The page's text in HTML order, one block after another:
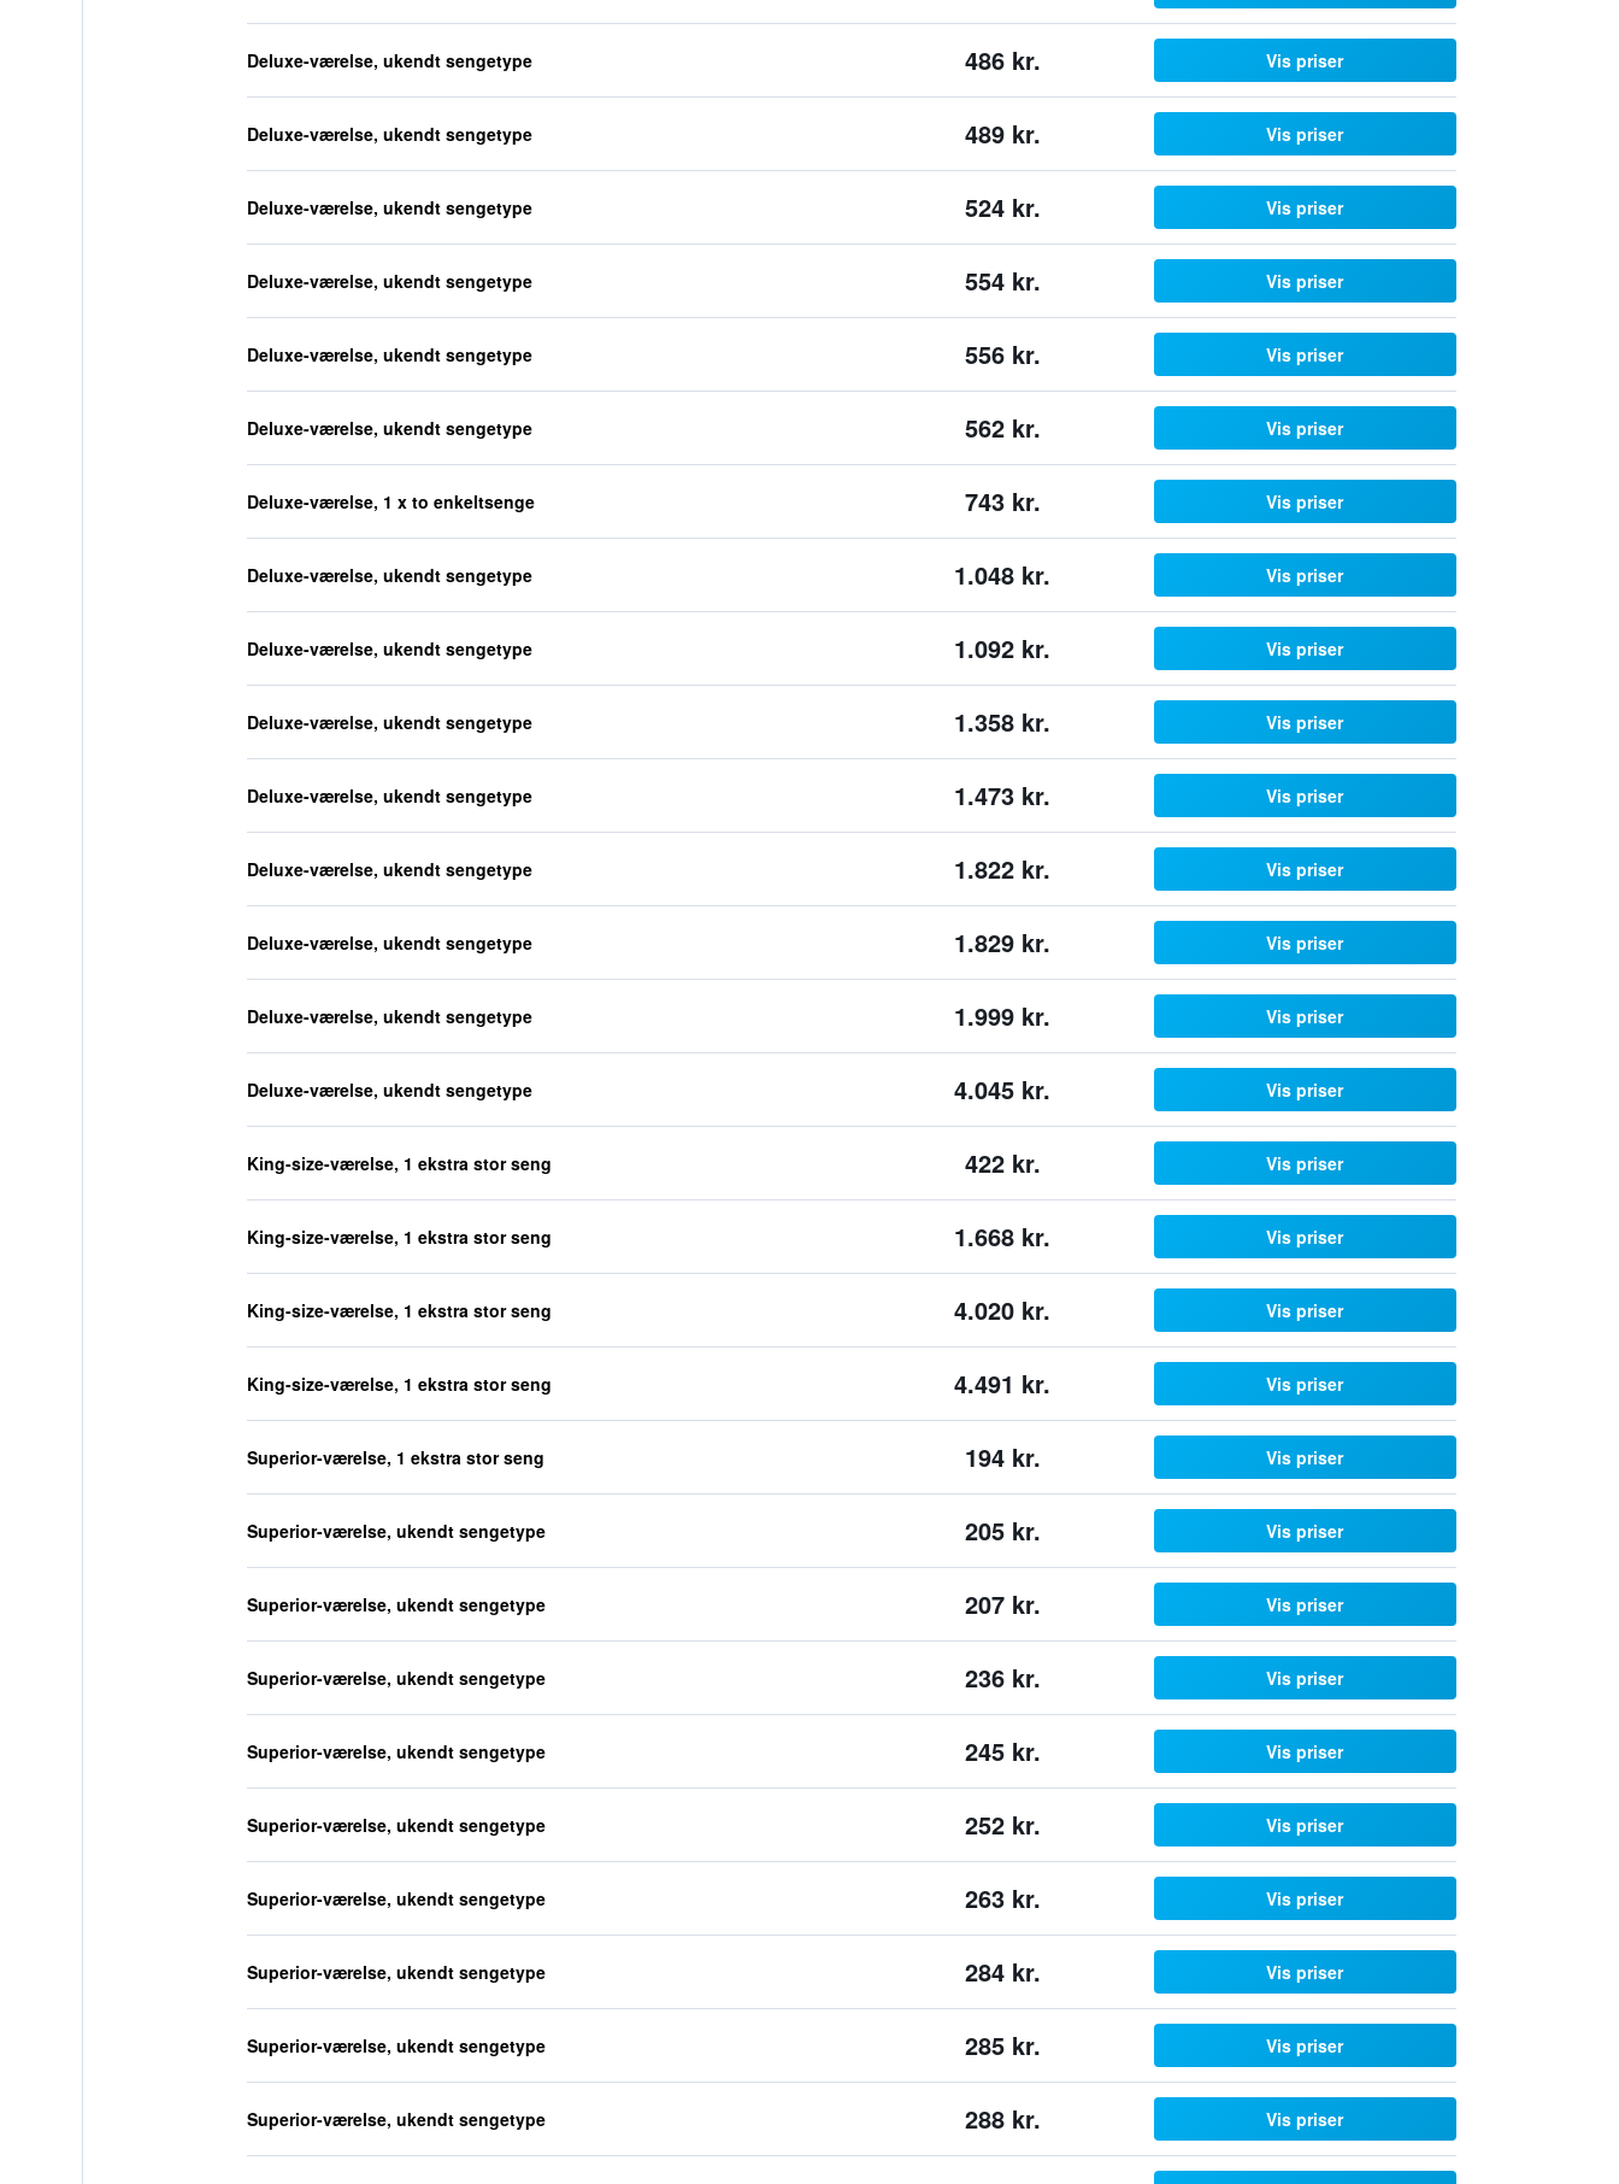
Deluxe-værelse, ukendt sengetype 486 kr. Vis priser
Deluxe-værelse, ukendt sengetype 489 kr. Vis priser
Deluxe-værelse, ukendt sengetype 524 kr. Vis priser
Deluxe-værelse, ukendt sengetype 554 kr. Vis priser
Deluxe-værelse, ukendt sengetype 556 kr. Vis priser
Deluxe-værelse, ukendt sengetype 562 kr. Vis priser
Deluxe-værelse, 1 x to enkeltsenge 743 kr. Vis priser
Deluxe-værelse, ukendt sengetype 1.048 kr. Vis priser
Deluxe-værelse, ukendt sengetype 1.092 kr. Vis priser
Deluxe-værelse, ukendt sengetype 1.358 kr. Vis priser
Deluxe-værelse, ukendt sengetype 1.473 kr. Vis priser
Deluxe-værelse, ukendt sengetype 1.822 kr. Vis priser
Deluxe-værelse, ukendt sengetype 1.829 kr. Vis priser
Deluxe-værelse, ukendt sengetype 1.999 kr. Vis priser
Deluxe-værelse, ukendt sengetype 4.045 kr. Vis priser
King-size-værelse, 1 ekstra stor seng 422 kr. Vis priser
King-size-værelse, 1 ekstra stor seng 1.668 kr. Vis priser
King-size-værelse, 1 ekstra stor seng 4.020 kr. Vis priser
King-size-værelse, 1 ekstra stor seng 4.491 kr. Vis priser
Superior-værelse, 1 ekstra stor seng 194 kr. Vis priser
Superior-værelse, ukendt sengetype 205 kr. Vis priser
Superior-værelse, ukendt sengetype 207 kr. Vis priser
Superior-værelse, ukendt sengetype 236 kr. Vis priser
Superior-værelse, ukendt sengetype 245 kr. Vis priser
Superior-værelse, ukendt sengetype 252 kr. Vis priser
Superior-værelse, ukendt sengetype 263 kr. Vis priser
Superior-værelse, ukendt sengetype 284 kr. Vis priser
Superior-værelse, ukendt sengetype 285 kr. Vis priser
Superior-værelse, ukendt sengetype 288 kr. Vis priser